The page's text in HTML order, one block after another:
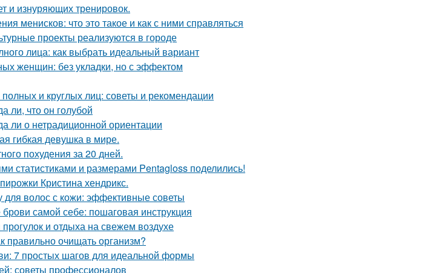
и изнуряющих тренировок.
менисков: что это такое и как с ними справляться
проекты реализуются в городе
лица: как выбрать идеальный вариант
женщин: без укладки, но с эффектом
и круглых лиц: советы и рекомендации
ли, что он голубой
ли о нетрадиционной ориентации
гибкая девушка в мире.
похудения за 20 дней.
статистиками и размерами Pentagloss поделились!
Кристина хендрикс.
для волос с кожи: эффективные советы
самой себе: пошаговая инструкция
и отдыха на свежем воздухе
правильно очищать организм?
7 простых шагов для идеальной формы
советы профессионалов